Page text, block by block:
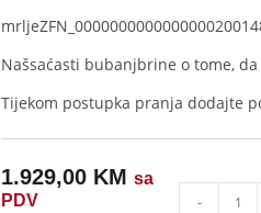
mrlje
Našsaćasti bubanjbrine o tome,
Tijekom postupka pranja dodajte
1.929,00 KM sa
PDV
-